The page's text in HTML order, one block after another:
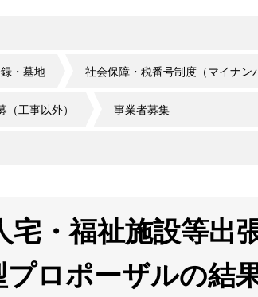
・墓地 社会保障・税番号制度（マイナン
（工事以外） 事業者募集
・福祉施設等出
ロポーザルの結